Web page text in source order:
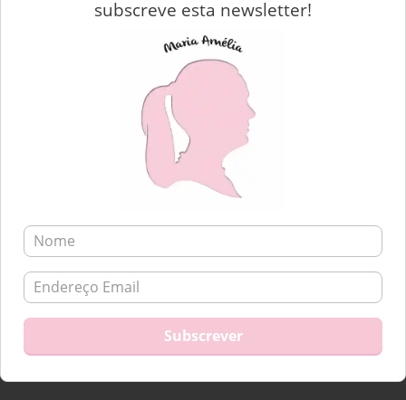
E COM UM ABRIR E FECHAR DE OLHOS 2018 ESTÁ POR UM
subscreve esta newsletter!